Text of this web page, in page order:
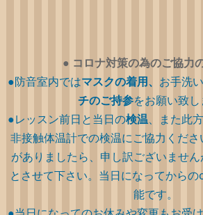
● コロナ対策の為のご協力
●防音室内ではマスクの着用、 お手洗
チのご持参をお願い致し
●レッスン前日と当日の検温、また此
非接触体温計での検温にご協力くだ
がありましたら、申し訳ございませ
とさせて下さい。当日になってから
能です。